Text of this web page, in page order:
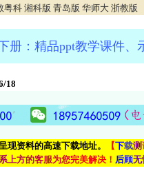
粤科 湘科版 青岛版 华师大 浙教版
册：精品ppt教学课件、
18
现资料的高速下载地址。 【下载测
上方的客服为您完美解决 ！ 后顾无